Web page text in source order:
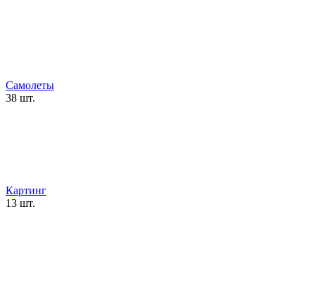
Самолеты
38 шт.
Картинг
13 шт.